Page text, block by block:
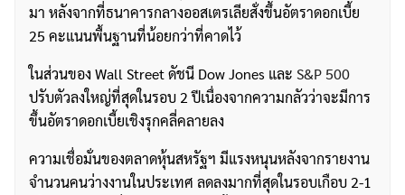
มา หลังจากที่ธนาคารกลางออสเตรเลียสั่งขึ้นอัตราดอกเบี้ย
25 คะแนนพื้นฐานที่น้อยกว่าที่คาดไว้
ในส่วนของ Wall Street ดัชนี Dow Jones และ S&P 500
ปรับตัวลงใหญ่ที่สุดในรอบ 2 ปีเนื่องจากความกลัวว่าจะมีการ
ขึ้นอัตราดอกเบี้ยเชิงรุกคลี่คลายลง
ความเชื่อมั่นของตลาดหุ้นสหรัฐฯ มีแรงหนุนหลังจากรายงาน
จำนวนคนว่างงานในประเทศ ลดลงมากที่สุดในรอบเกือบ 2-1